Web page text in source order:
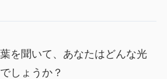
を聞いて、あなたはどんな光
しょうか？